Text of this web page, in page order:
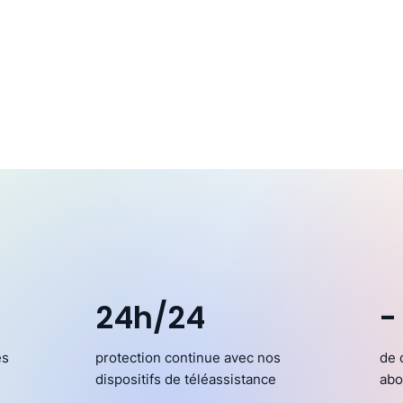
24h/24
protection continue avec nos
dispositifs de téléassistance
-
de